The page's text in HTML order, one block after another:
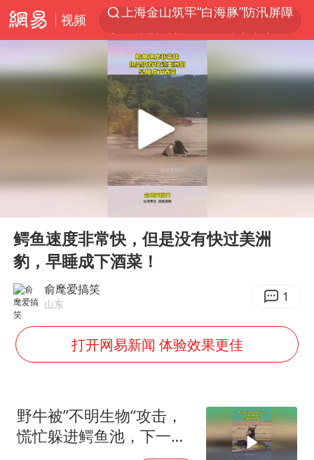
视频
《披荆斩棘2026》阵容官宣
白海豚对华东华北影响会大于巴威
以拒绝“和平委员会”的加沙和平计划
独闯南太行的失联女生最后轨迹已确认
美将每月供乌爱国者拦截导弹
上门女婿出轨女邻居多年被判重婚罪
猫咪过火把节被抹成黑猫
宝妈给四胞胎取名平安喜乐
Play
鳄鱼速度非常快，但是没有快过美洲
豹，早睡成下酒菜！
俞麾爱搞笑
山东 1
打开网易新闻 体验效果更佳
野牛被”不明生物“攻击，
慌忙躲进鳄鱼池，下一幕